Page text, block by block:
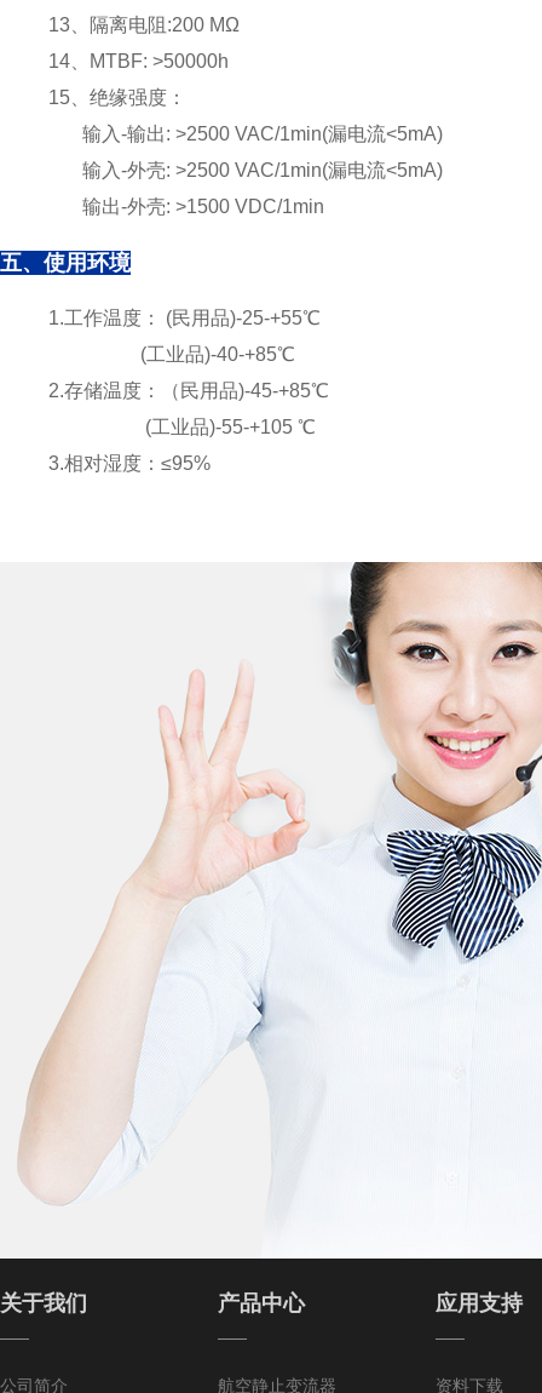
13、隔离电阻:200 MΩ
14、MTBF: >50000h
15、绝缘强度：
输入-输出: >2500 VAC/1min(漏电流<5mA)
输入-外壳: >2500 VAC/1min(漏电流<5mA)
输出-外壳: >1500 VDC/1min
五、使用环境
1.工作温度： (民用品)-25-+55℃
(工业品)-40-+85℃
2.存储温度：（民用品)-45-+85℃
(工业品)-55-+105 ℃
3.相对湿度：≤95%
关于我们
——
公司简介
产品中心
——
航空静止变流器
应用支持
——
资料下载